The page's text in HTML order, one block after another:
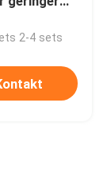
2-4 sets